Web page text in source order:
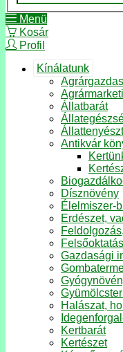
Menü
Kosár
Profil
Kínálatunk
Állatbarát
Antikvár
Dísznövény
Élelmiszer-
Erdészet,
Felsőoktatás
Gazdasági
Halászat,
Kertbarát
Kertészet